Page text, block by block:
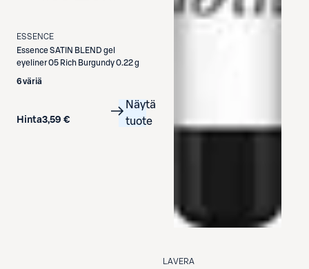
ESSENCE
EssenceSATIN BLEND gel
eyeliner 05 Rich Burgundy 0.22 g
6 väriä
Hinta3,59 €
Näytä
tuote
LAVERA